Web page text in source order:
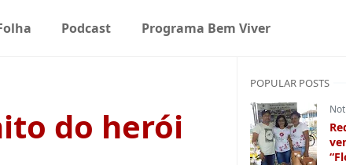
Podcast Programa Bem Viver
do herói
POPULAR POSTS